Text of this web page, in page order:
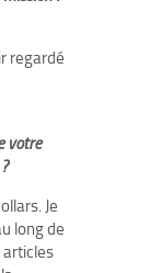
regardé
votre
Je
long de
articles